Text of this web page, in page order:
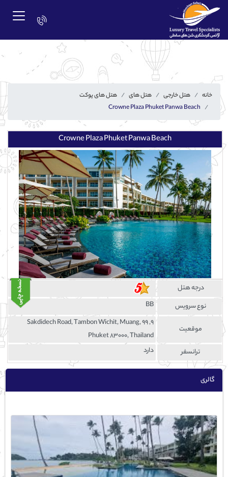
خانه هتل خارجی هتل های
هتل های پوکت
Crowne Plaza Phuket Panwa Beach
Crowne Plaza Phuket Panwa Beach
درجه هتل
نوع سرویس
BB
موقعيت
9, 99 Sakdidech Road, Tambon Wichit, Muang,
Phuket 83000, Thailand
ترانسفر
دارد
گالری